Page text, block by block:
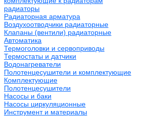
радиаторы
Радиаторная арматура
Воздухоотводчики радиаторные
Клапаны (вентили) радиаторные
Автоматика
Термоголовки и сервоприводы
Термостаты и датчики
Водонагреватели
Полотенцесушители и комплектующие
Комплектующие
Полотенцесушители
Насосы и баки
Насосы циркуляционные
Инструмент и материалы